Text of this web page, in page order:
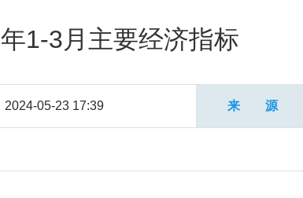
1-3月主要经济指标
2024-05-23 17:39 来 源